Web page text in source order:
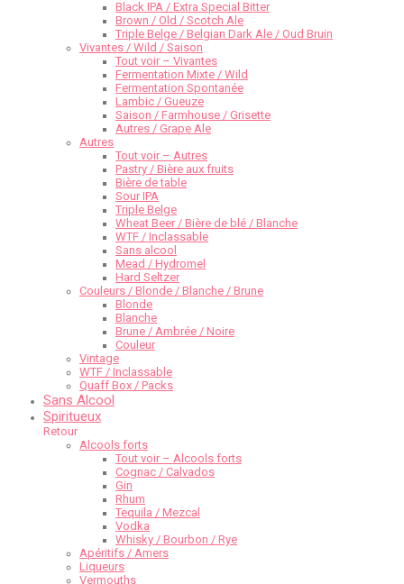
Black IPA / Extra Special Bitter
Brown / Old / Scotch Ale
Triple Belge / Belgian Dark Ale / Oud Bruin
Vivantes / Wild / Saison
Tout voir – Vivantes
Fermentation Mixte / Wild
Fermentation Spontanée
Lambic / Gueuze
Saison / Farmhouse / Grisette
Autres / Grape Ale
Autres
Tout voir – Autres
Pastry / Bière aux fruits
Bière de table
Sour IPA
Triple Belge
Wheat Beer / Bière de blé / Blanche
WTF / Inclassable
Sans alcool
Mead / Hydromel
Hard Seltzer
Couleurs / Blonde / Blanche / Brune
Blonde
Blanche
Brune / Ambrée / Noire
Couleur
Vintage
WTF / Inclassable
Quaff Box / Packs
Sans Alcool
Spiritueux
Retour
Alcools forts
Tout voir – Alcools forts
Cognac / Calvados
Gin
Rhum
Tequila / Mezcal
Vodka
Whisky / Bourbon / Rye
Apéritifs / Amers
Liqueurs
Vermouths